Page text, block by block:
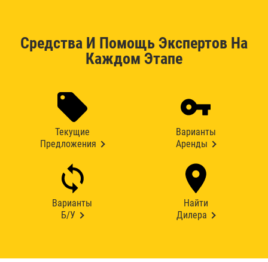
Средства И Помощь Экспертов На
Каждом Этапе
Текущие
Предложения
Варианты
Аренды
Варианты
Б/У
Найти
Дилера